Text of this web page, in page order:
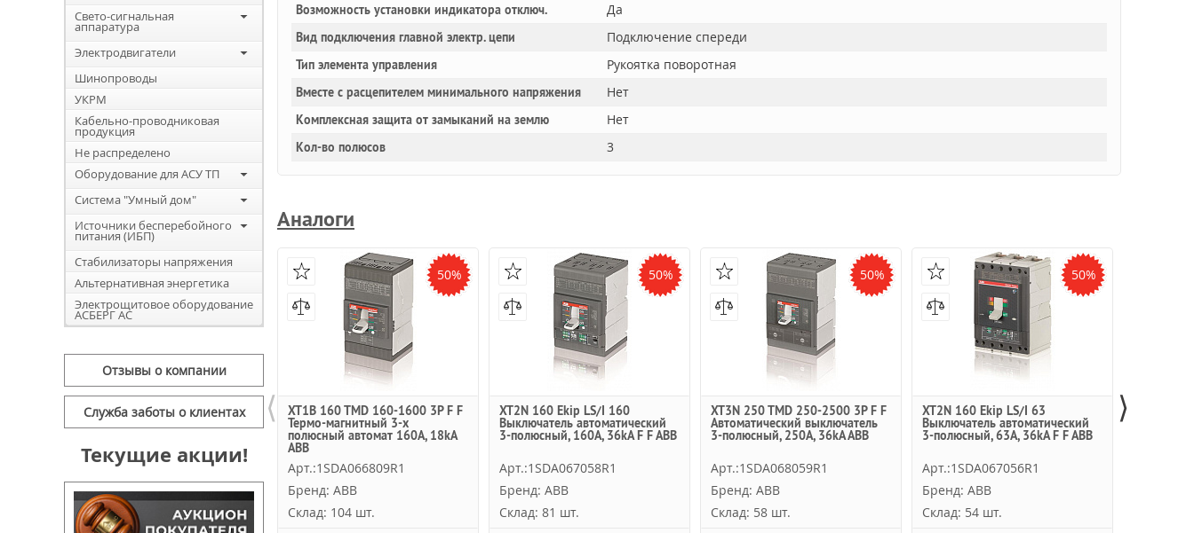
Свето-сигнальная
аппаратура
Электродвигатели
Шинопроводы
УКРМ
Кабельно-проводниковая
продукция
Не распределено
Оборудование для АСУ ТП
Система "Умный дом"
Источники бесперебойного
питания (ИБП)
Стабилизаторы напряжения
Альтернативная энергетика
Электрощитовое оборудование
АСБЕРГ АС
Отзывы о компании
Служба заботы о клиентах
Текущие акции!
Возможность установки индикатора отключ. Да
Вид подключения главной электр. цепи Подключение спереди
Тип элемента управления Рукоятка поворотная
Вместе с расцепителем минимального напряжения Нет
Комплексная защита от замыканий на землю Нет
Кол-во полюсов 3
Аналоги
50%
XT1B 160 TMD 160-1600 3P F F
Термо-магнитный 3-х
полюсный автомат 160А, 18kA
ABB
Арт.:1SDA066809R1
Бренд: ABB
Склад: 104 шт.
50%
XT2N 160 Ekip LS/I 160
Выключатель автоматический
3-полюсный, 160А, 36kA F F ABB
Арт.:1SDA067058R1
Бренд: ABB
Склад: 81 шт.
50%
XT3N 250 TMD 250-2500 3P F F
Автоматический выключатель
3-полюсный, 250А, 36kA ABB
Арт.:1SDA068059R1
Бренд: ABB
Склад: 58 шт.
50%
XT2N 160 Ekip LS/I 63
Выключатель автоматический
3-полюсный, 63А, 36kA F F ABB
Арт.:1SDA067056R1
Бренд: ABB
Склад: 54 шт.
⟨ ⟩